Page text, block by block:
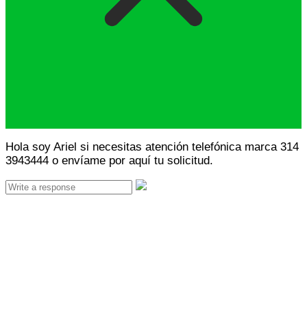
Hola soy Ariel si necesitas atención telefónica marca 314
3943444 o envíame por aquí tu solicitud.